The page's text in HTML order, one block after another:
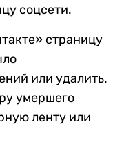
соцсети.
страницу
или удалить.
умершего
ленту или